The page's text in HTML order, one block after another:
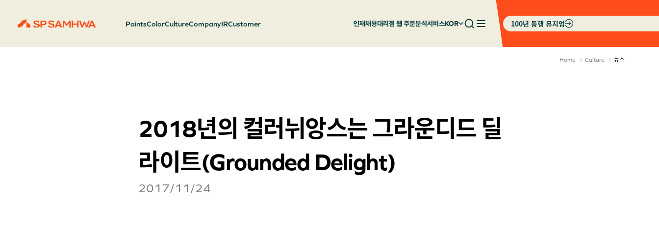
PaintsColorCultureCompanyIRCustomer 인재채용대리점 웹 주문분석서비스KOR 100년 동행 뮤지엄
Home Culture 뉴스
2018년의 컬러뉘앙스는 그라운디드 딜
라이트(Grounded Delight)
2017/11/24